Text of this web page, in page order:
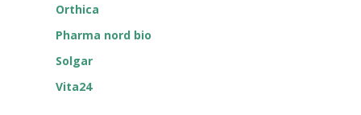
Orthica
Pharma nord bio
Solgar
Vita24